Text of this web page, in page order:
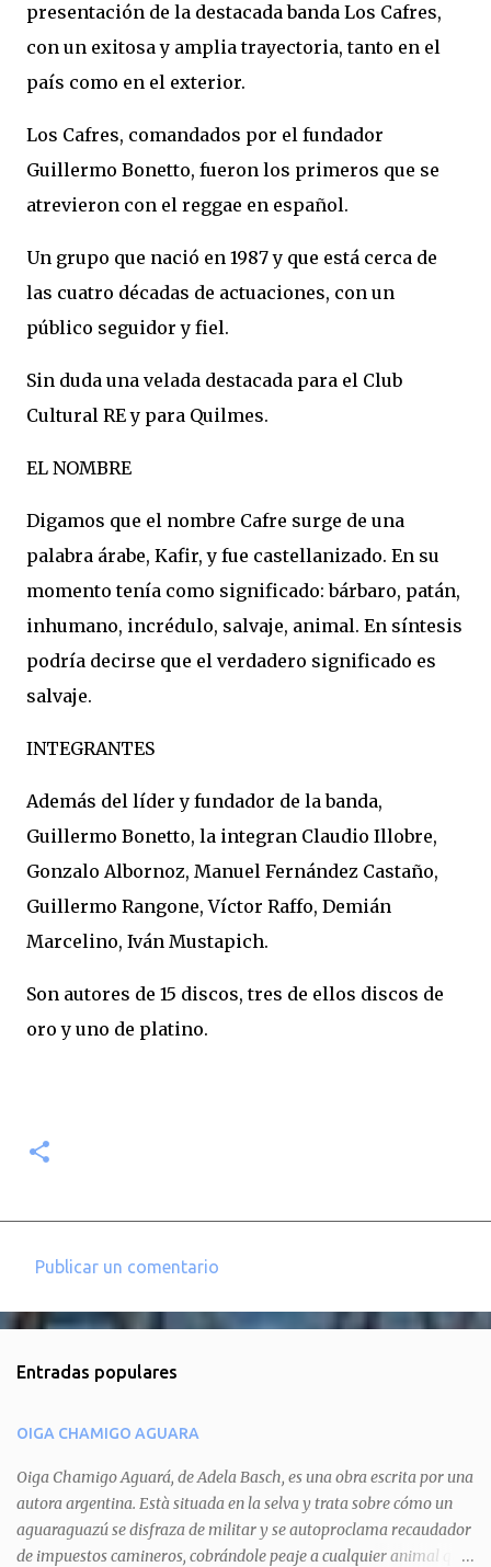
presentación de la destacada banda Los Cafres,
con un exitosa y amplia trayectoria, tanto en el
país como en el exterior.
Los Cafres, comandados por el fundador
Guillermo Bonetto, fueron los primeros que se
atrevieron con el reggae en español.
Un grupo que nació en 1987 y que está cerca de
las cuatro décadas de actuaciones, con un
público seguidor y fiel.
Sin duda una velada destacada para el Club
Cultural RE y para Quilmes.
EL NOMBRE
Digamos que el nombre Cafre surge de una
palabra árabe, Kafir, y fue castellanizado. En su
momento tenía como significado: bárbaro, patán,
inhumano, incrédulo, salvaje, animal. En síntesis
podría decirse que el verdadero significado es
salvaje.
INTEGRANTES
Además del líder y fundador de la banda,
Guillermo Bonetto, la integran Claudio Illobre,
Gonzalo Albornoz, Manuel Fernández Castaño,
Guillermo Rangone, Víctor Raffo, Demián
Marcelino, Iván Mustapich.
Son autores de 15 discos, tres de ellos discos de
oro y uno de platino.
o
e
t
a
r
i
Publicar un comentario
Entradas populares
OIGA CHAMIGO AGUARA
Oiga Chamigo Aguará, de Adela Basch, es una obra escrita por una
autora argentina. Està situada en la selva y trata sobre cómo un
aguaraguazú se disfraza de militar y se autoproclama recaudador
de impuestos camineros, cobrándole peaje a cualquier animal que